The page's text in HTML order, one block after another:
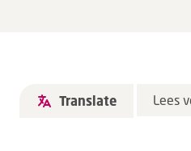
Translate Lees